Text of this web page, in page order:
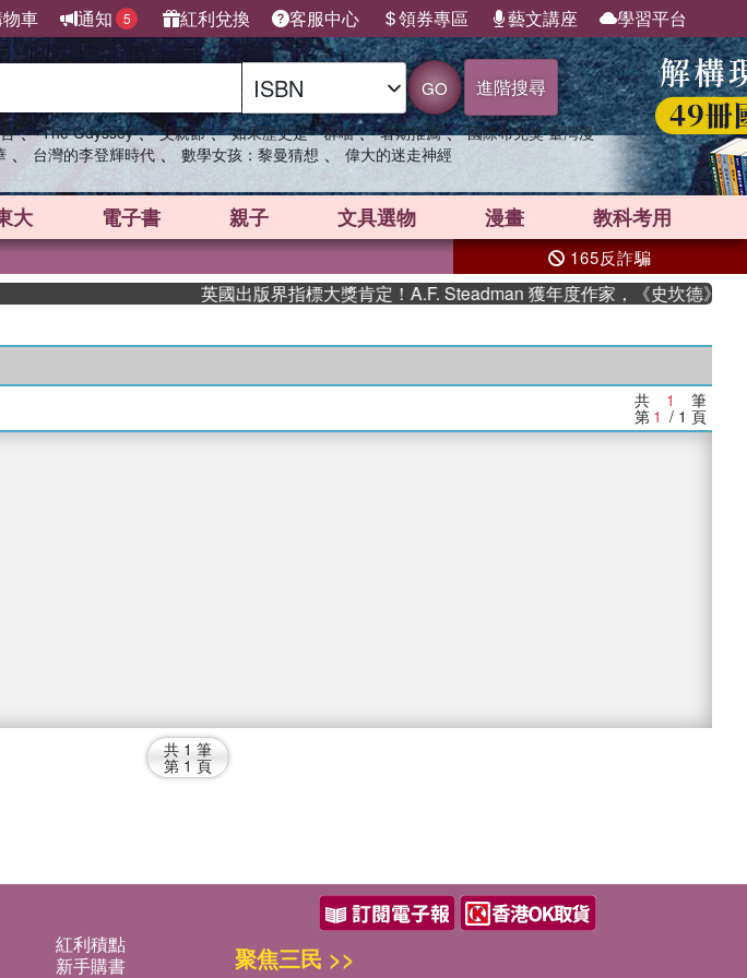
車 通知 5 紅利兌換 客服中心 領券專區 藝文講座 學習平台
GO 進階搜尋
、 The Odyssey 、 父親節 、 如果歷史是一群喵 、 暑期推薦 、 國際布克獎 臺灣漫
、 台灣的李登輝時代 、 數學女孩：黎曼猜想 、 偉大的迷走神經
大 電子書 親子 文具選物 漫畫 教科考用
165反詐騙
英國出版界指標大獎肯定！A.F. Steadman 獲年度作家，《史坎德》系列
共 1 筆
第 1 / 1 頁
共 1 筆
第 1 頁
紅利積點
新手購書
聚焦三民 >>